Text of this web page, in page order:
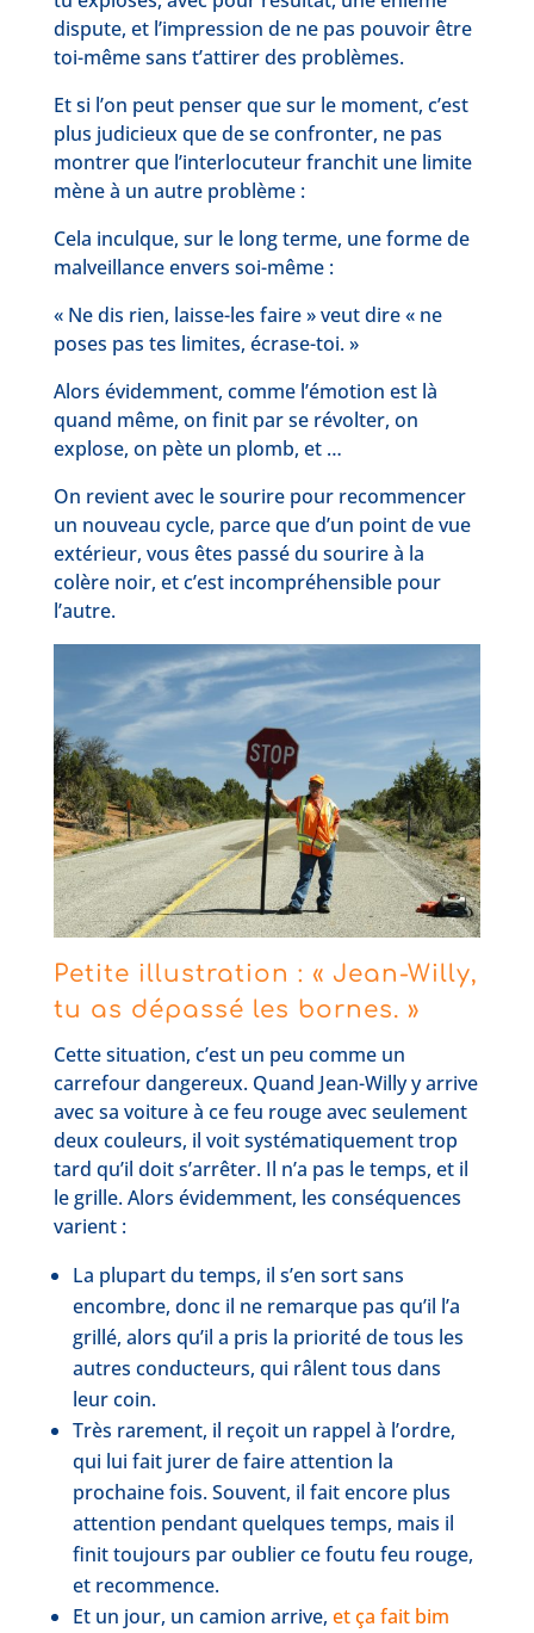
dispute, et l’impression de ne pas pouvoir être
toi-même sans t’attirer des problèmes.
Et si l’on peut penser que sur le moment, c’est
plus judicieux que de se confronter, ne pas
montrer que l’interlocuteur franchit une limite
mène à un autre problème :
Cela inculque, sur le long terme, une forme de
malveillance envers soi-même :
« Ne dis rien, laisse-les faire » veut dire « ne
poses pas tes limites, écrase-toi. »
Alors évidemment, comme l’émotion est là
quand même, on finit par se révolter, on
explose, on pète un plomb, et …
On revient avec le sourire pour recommencer
un nouveau cycle, parce que d’un point de vue
extérieur, vous êtes passé du sourire à la
colère noir, et c’est incompréhensible pour
l’autre.
Petite illustration : « Jean-Willy,
tu as dépassé les bornes. »
Cette situation, c’est un peu comme un
carrefour dangereux. Quand Jean-Willy y arrive
avec sa voiture à ce feu rouge avec seulement
deux couleurs, il voit systématiquement trop
tard qu’il doit s’arrêter. Il n’a pas le temps, et il
le grille. Alors évidemment, les conséquences
varient :
La plupart du temps, il s’en sort sans
encombre, donc il ne remarque pas qu’il l’a
grillé, alors qu’il a pris la priorité de tous les
autres conducteurs, qui râlent tous dans
leur coin.
Très rarement, il reçoit un rappel à l’ordre,
qui lui fait jurer de faire attention la
prochaine fois. Souvent, il fait encore plus
attention pendant quelques temps, mais il
finit toujours par oublier ce foutu feu rouge,
et recommence.
Et un jour, un camion arrive, et ça fait bim